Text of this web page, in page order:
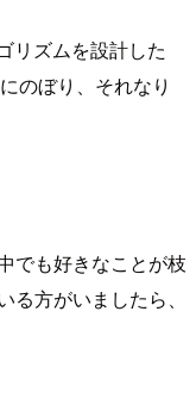
リズムを設計した
のぼり、それなり
でも好きなことが枝
方がいましたら、